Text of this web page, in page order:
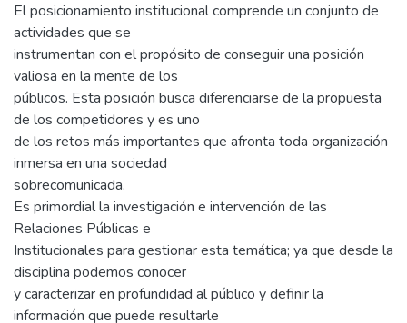
El posicionamiento institucional comprende un conjunto de
actividades que se
instrumentan con el propósito de conseguir una posición
valiosa en la mente de los
públicos. Esta posición busca diferenciarse de la propuesta
de los competidores y es uno
de los retos más importantes que afronta toda organización
inmersa en una sociedad
sobrecomunicada.
Es primordial la investigación e intervención de las
Relaciones Públicas e
Institucionales para gestionar esta temática; ya que desde la
disciplina podemos conocer
y caracterizar en profundidad al público y definir la
información que puede resultarle